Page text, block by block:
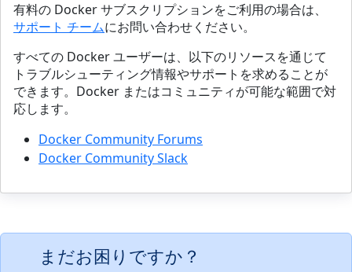
有料の Docker サブスクリプションをご利用の場合は、
サポート チームにお問い合わせください。
すべての Docker ユーザーは、以下のリソースを通じて
トラブルシューティング情報やサポートを求めることが
できます。Docker またはコミュニティが可能な範囲で対
応します。
Docker Community Forums
Docker Community Slack
まだお困りですか？